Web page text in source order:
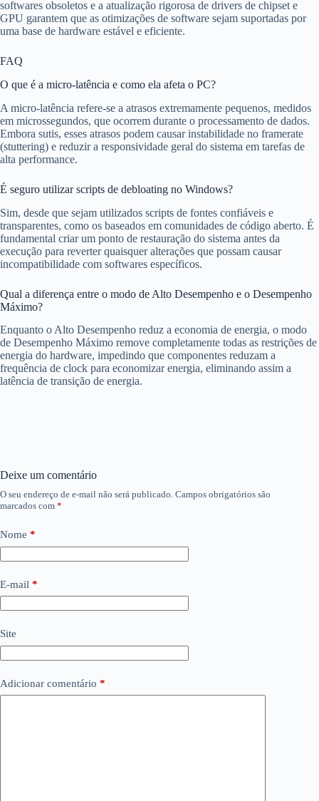
softwares obsoletos e a atualização rigorosa de drivers de chipset e
GPU garantem que as otimizações de software sejam suportadas por
uma base de hardware estável e eficiente.
FAQ
O que é a micro-latência e como ela afeta o PC?
A micro-latência refere-se a atrasos extremamente pequenos, medidos
em microssegundos, que ocorrem durante o processamento de dados.
Embora sutis, esses atrasos podem causar instabilidade no framerate
(stuttering) e reduzir a responsividade geral do sistema em tarefas de
alta performance.
É seguro utilizar scripts de debloating no Windows?
Sim, desde que sejam utilizados scripts de fontes confiáveis e
transparentes, como os baseados em comunidades de código aberto. É
fundamental criar um ponto de restauração do sistema antes da
execução para reverter quaisquer alterações que possam causar
incompatibilidade com softwares específicos.
Qual a diferença entre o modo de Alto Desempenho e o Desempenho
Máximo?
Enquanto o Alto Desempenho reduz a economia de energia, o modo
de Desempenho Máximo remove completamente todas as restrições de
energia do hardware, impedindo que componentes reduzam a
frequência de clock para economizar energia, eliminando assim a
latência de transição de energia.
Deixe um comentário
O seu endereço de e-mail não será publicado. Campos obrigatórios são
marcados com *
Nome *
E-mail *
Site
Adicionar comentário *